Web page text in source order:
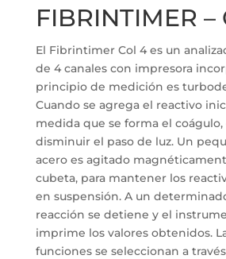
FIBRINTIMER –
El Fibrintimer Col 4 es un
de 4 canales con impresora
principio de medición es
Cuando se agrega el reactivo
medida que se forma el coágulo,
disminuir el paso de luz. Un
acero es agitado
cubeta, para mantener los
en suspensión. A un
reacción se detiene y el
imprime los valores obtenidos.
funciones se seleccionan a